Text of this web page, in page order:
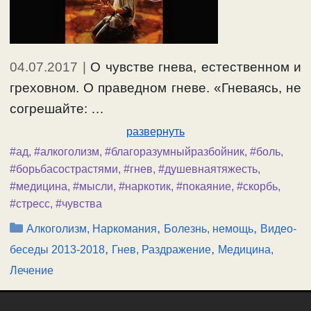
04.07.2017 | О чувстве гнева, естественном и
греховном. О праведном гневе. «Гневаясь, не
согрешайте: …
развернуть
#ад, #алкоголизм, #благоразумныйразбойник, #боль,
#борьбасострастями, #гнев, #душевнаятяжесть,
#медицина, #мысли, #наркотик, #покаяние, #скорбь,
#стресс, #чувства
Рубрики
Алкоголизм, Наркомания, Болезнь, немощь, Видео-
беседы 2013-2018, Гнев, Раздражение, Медицина,
Лечение